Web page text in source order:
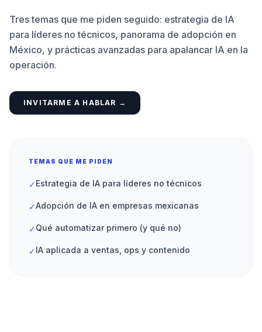
Tres temas que me piden seguido: estrategia de IA
para líderes no técnicos, panorama de adopción en
México, y prácticas avanzadas para apalancar IA en la
operación.
INVITARME A HABLAR →
TEMAS QUE ME PIDEN
✓Estrategia de IA para líderes no técnicos
✓Adopción de IA en empresas mexicanas
✓Qué automatizar primero (y qué no)
✓IA aplicada a ventas, ops y contenido